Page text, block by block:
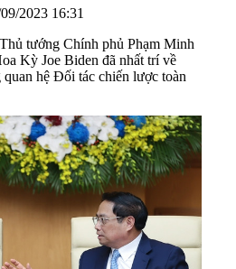
2023 16:31
tướng Chính phủ Phạm Minh
Kỳ Joe Biden đã nhất trí về
hệ Đối tác chiến lược toàn